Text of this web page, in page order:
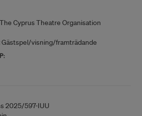
The Cyprus Theatre Organisation
Gästspel/visning/framträdande
2025/597-IUU